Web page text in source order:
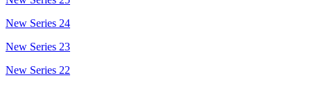
New Series 24
New Series 23
New Series 22